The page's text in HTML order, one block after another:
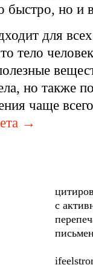
быстро, но и
для
тело
но также
чаще
→
с